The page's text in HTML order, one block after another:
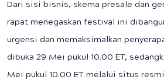
Dari sisi bisnis, skema presale dan
rapat menegaskan festival ini
urgensi dan memaksimalkan
dibuka 29 Mei pukul 10.00 ET,
Mei pukul 10.00 ET melalui situs